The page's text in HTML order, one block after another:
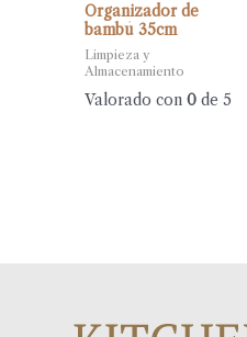
Organizador de
bambú 35cm
Limpieza y
Almacenamiento
Valorado con0 de 5